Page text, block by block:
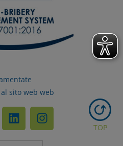
sito web web
TOP
consulta la
e cookie